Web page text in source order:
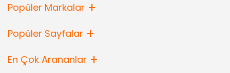
Popüler Markalar
Popüler Sayfalar
En Çok Arananlar